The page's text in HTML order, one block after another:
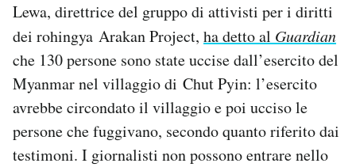
Lewa, direttrice del gruppo di attivisti per i diritti
dei rohingya Arakan Project, ha detto al Guardian
che 130 persone sono state uccise dall’esercito del
Myanmar nel villaggio di Chut Pyin: l’esercito
avrebbe circondato il villaggio e poi ucciso le
persone che fuggivano, secondo quanto riferito dai
testimoni. I giornalisti non possono entrare nello